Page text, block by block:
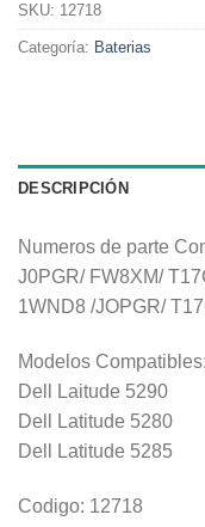
SKU: 12718
Categoría: Baterias
DESCRIPCIÓN
Numeros de parte
J0PGR/ FW8XM/
1WND8 /JOPGR/
Modelos Compatibles:
Dell Laitude 5290
Dell Latitude 5280
Dell Latitude 5285
Codigo: 12718